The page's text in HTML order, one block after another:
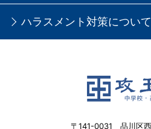
ハラスメント対策について
〒141-0031 品川区